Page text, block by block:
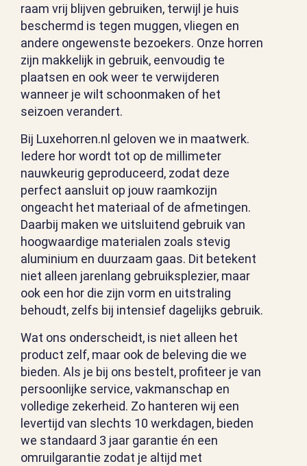
raam vrij blijven gebruiken, terwijl je huis
beschermd is tegen muggen, vliegen en
andere ongewenste bezoekers. Onze horren
zijn makkelijk in gebruik, eenvoudig te
plaatsen en ook weer te verwijderen
wanneer je wilt schoonmaken of het
seizoen verandert.
Bij Luxehorren.nl geloven we in maatwerk.
Iedere hor wordt tot op de millimeter
nauwkeurig geproduceerd, zodat deze
perfect aansluit op jouw raamkozijn
ongeacht het materiaal of de afmetingen.
Daarbij maken we uitsluitend gebruik van
hoogwaardige materialen zoals stevig
aluminium en duurzaam gaas. Dit betekent
niet alleen jarenlang gebruiksplezier, maar
ook een hor die zijn vorm en uitstraling
behoudt, zelfs bij intensief dagelijks gebruik.
Wat ons onderscheidt, is niet alleen het
product zelf, maar ook de beleving die we
bieden. Als je bij ons bestelt, profiteer je van
persoonlijke service, vakmanschap en
volledige zekerheid. Zo hanteren wij een
levertijd van slechts 10 werkdagen, bieden
we standaard 3 jaar garantie én een
omruilgarantie zodat je altijd met